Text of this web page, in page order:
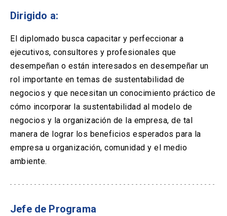
Dirigido a:
El diplomado busca capacitar y perfeccionar a
ejecutivos, consultores y profesionales que
desempeñan o están interesados en desempeñar un
rol importante en temas de sustentabilidad de
negocios y que necesitan un conocimiento práctico de
cómo incorporar la sustentabilidad al modelo de
negocios y la organización de la empresa, de tal
manera de lograr los beneficios esperados para la
empresa u organización, comunidad y el medio
ambiente.
Jefe de Programa